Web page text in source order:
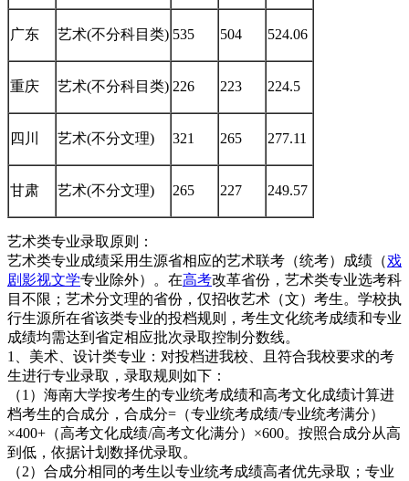
广东 艺术(不分科目类) 535 504 524.06
重庆 艺术(不分科目类) 226 223 224.5
四川 艺术(不分文理) 321 265 277.11
甘肃 艺术(不分文理) 265 227 249.57
艺术类专业录取原则：
艺术类专业成绩采用生源省相应的艺术联考（统考）成绩（戏
剧影视文学专业除外）。在高考改革省份，艺术类专业选考科
目不限；艺术分文理的省份，仅招收艺术（文）考生。学校执
行生源所在省该类专业的投档规则，考生文化统考成绩和专业
成绩均需达到省定相应批次录取控制分数线。
1、美术、设计类专业：对投档进我校、且符合我校要求的考
生进行专业录取，录取规则如下：
（1）海南大学按考生的专业统考成绩和高考文化成绩计算进
档考生的合成分，合成分=（专业统考成绩/专业统考满分）
×400+（高考文化成绩/高考文化满分）×600。按照合成分从高
到低，依据计划数择优录取。
（2）合成分相同的考生以专业统考成绩高者优先录取；专业